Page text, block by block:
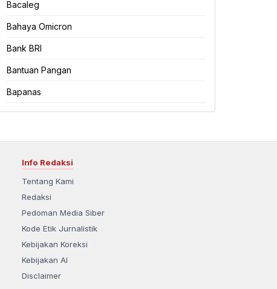
Bacaleg
Bahaya Omicron
Bank BRI
Bantuan Pangan
Bapanas
Info Redaksi
Tentang Kami
Redaksi
Pedoman Media Siber
Kode Etik Jurnalistik
Kebijakan Koreksi
Kebijakan AI
Disclaimer